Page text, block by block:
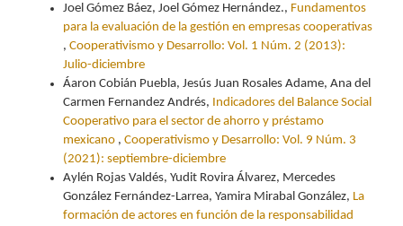
Joel Gómez Báez, Joel Gómez Hernández., Fundamentos
para la evaluación de la gestión en empresas cooperativas
, Cooperativismo y Desarrollo: Vol. 1 Núm. 2 (2013):
Julio-diciembre
Áaron Cobián Puebla, Jesús Juan Rosales Adame, Ana del
Carmen Fernandez Andrés, Indicadores del Balance Social
Cooperativo para el sector de ahorro y préstamo
mexicano , Cooperativismo y Desarrollo: Vol. 9 Núm. 3
(2021): septiembre-diciembre
Aylén Rojas Valdés, Yudit Rovira Álvarez, Mercedes
González Fernández-Larrea, Yamira Mirabal González, La
formación de actores en función de la responsabilidad